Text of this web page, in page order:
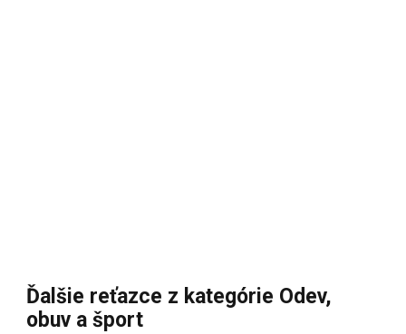
Ďalšie reťazce z kategórie Odev,
obuv a šport